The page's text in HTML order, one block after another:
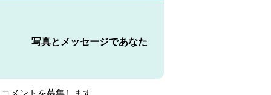
写真とメッセージであなた
メントを募集します。